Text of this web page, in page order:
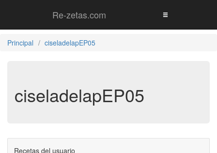
Re-zetas.com
Principal ciseladelapEP05
ciseladelapEP05
Recetas del usuario